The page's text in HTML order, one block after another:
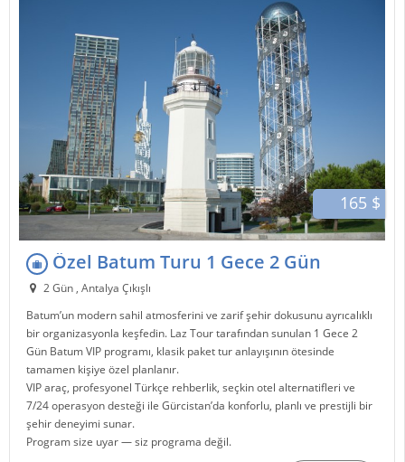
165 $
Özel Batum Turu 1 Gece 2 Gün
2 Gün , Antalya Çıkışlı
Batum’un modern sahil atmosferini ve zarif şehir dokusunu ayrıcalıklı
bir organizasyonla keşfedin. Laz Tourtarafından sunulan 1 Gece 2
Gün Batum VIP programı, klasik paket tur anlayışının ötesinde
tamamen kişiye özel planlanır.
VIP araç, profesyonel Türkçe rehberlik, seçkin otel alternatifleri ve
7/24 operasyon desteği ileGürcistan’da konforlu, planlı ve prestijli bir
şehir deneyimi sunar.
Program size uyar — siz programa değil.